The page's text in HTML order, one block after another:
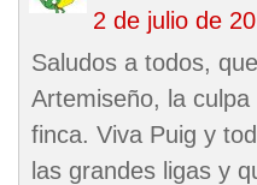
2 de julio de
Saludos a todos,
Artemiseño, la
finca. Viva Puig y
las grandes ligas y